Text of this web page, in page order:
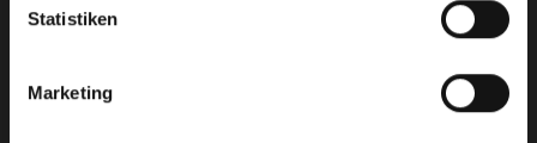
Statistiken
Marketing
Starter- & Bordnetzbatterien